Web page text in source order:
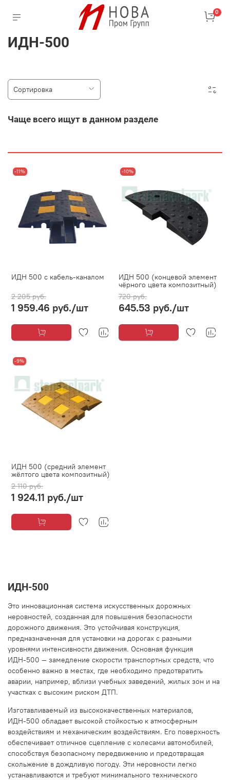
0
ИДН-500
Чаще всего ищут в данном разделе
-11%
ИДН 500 с кабель-каналом
2 205 руб.
1 959.46 руб./шт
-10%
ИДН 500 (концевой элемент
чёрного цвета композитный)
720 руб.
645.53 руб./шт
-9%
ИДН 500 (средний элемент
жёлтого цвета композитный)
2 110 руб.
1 924.11 руб./шт
ИДН-500
Это инновационная система искусственных дорожных
неровностей, созданная для повышения безопасности
дорожного движения. Это устойчивая конструкция,
предназначенная для установки на дорогах с разными
уровнями интенсивности движения. Основная функция
ИДН-500 — замедление скорости транспортных средств, что
особенно важно в местах, где необходимо предотвратить
аварии, например, вблизи учебных заведений, жилых зон и на
участках с высоким риском ДТП.
Изготавливаемый из высококачественных материалов,
ИДН-500 обладает высокой стойкостью к атмосферным
воздействиям и механическим воздействиям. Его поверхность
обеспечивает отличное сцепление с колесами автомобилей,
способствуя безопасному передвижению и предотвращая
скольжение в дождливую погоду. Эти неровности легко
устанавливаются и требуют минимального технического